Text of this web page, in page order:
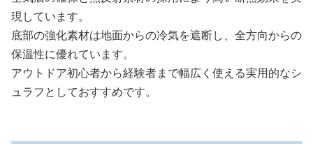
現しています。
底部の強化素材は地面からの冷気を遮断し、全方向からの
保温性に優れています。
アウトドア初心者から経験者まで幅広く使える実用的なシ
ュラフとしておすすめです。